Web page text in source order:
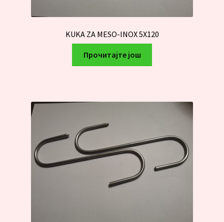
KUKA ZA MESO-INOX 5X120
Прочитајте још